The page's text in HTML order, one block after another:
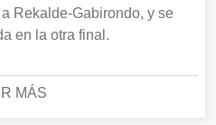
Rekalde-Gabirondo, y se
en la otra final.
MÁS